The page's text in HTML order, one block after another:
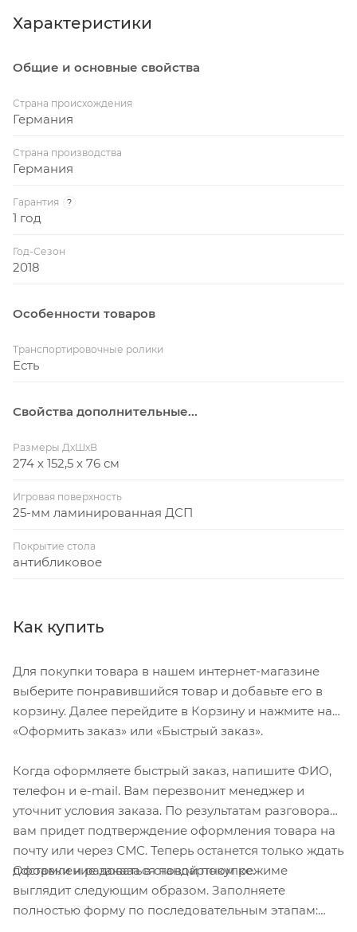
Вес стола в упаковке: 116 кг
Характеристики
Общие и основные свойства
Страна происхождения
Германия
Страна производства
Германия
Гарантия ?
1 год
Год-Сезон
2018
Особенности товаров
Транспортировочные ролики
Есть
Свойства дополнительные...
Размеры ДхШхВ
274 х 152,5 х 76 см
Игровая поверхность
25-мм ламинированная ДСП
Покрытие стола
антибликовое
Как купить
Для покупки товара в нашем интернет-магазине
выберите понравившийся товар и добавьте его в
корзину. Далее перейдите в Корзину и нажмите на
«Оформить заказ» или «Быстрый заказ».
Когда оформляете быстрый заказ, напишите ФИО,
телефон и e-mail. Вам перезвонит менеджер и
уточнит условия заказа. По результатам разговора
вам придет подтверждение оформления товара на
почту или через СМС. Теперь останется только ждать
доставки и радоваться новой покупке.
Оформление заказа в стандартном режиме
выглядит следующим образом. Заполняете
полностью форму по последовательным этапам: